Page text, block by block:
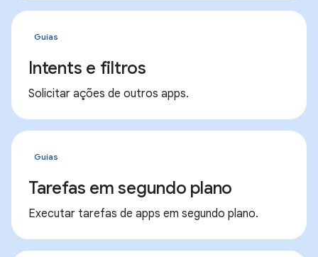
Guias
Intents e filtros
Solicitar ações de outros apps.
Guias
Tarefas em segundo plano
Executar tarefas de apps em segundo plano.